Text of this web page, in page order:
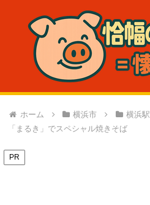
ホーム 横浜市 横浜駅
「まるき」でスペシャル焼きそば
PR